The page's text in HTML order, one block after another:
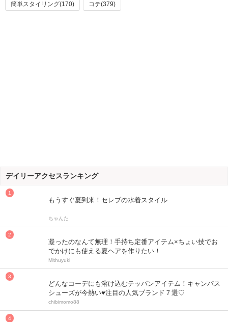
簡単スタイリング(170) コテ(379)
デイリーアクセスランキング
もうすぐ夏到来！セレブの水着スタイル
ちゃんた
凝ったのなんて無理！手持ち定番アイテム×ちょい技でお
でかけにも使える夏ヘアを作りたい！
Mithuyuki
どんなコーデにも溶け込むテッパンアイテム！キャンパス
シューズが今熱い♥注目の人気ブランド７選♡
chibimomo88